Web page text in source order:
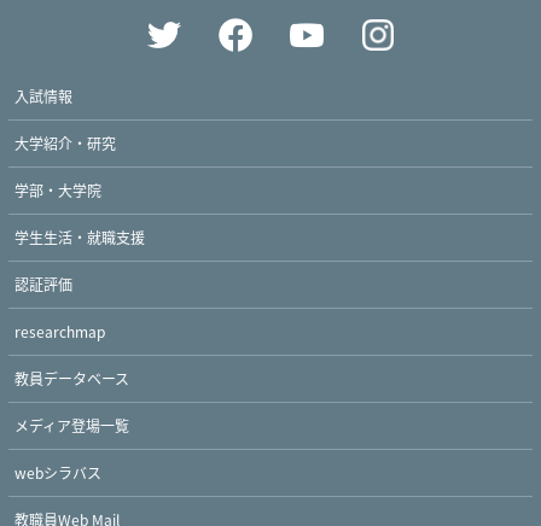
入試情報
大学紹介・研究
学部・大学院
学生生活・就職支援
認証評価
researchmap
教員データベース
メディア登場一覧
webシラバス
教職員Web Mail